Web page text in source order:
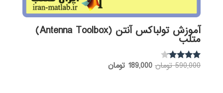
آموزش تولباکس آنتن (Antenna Toolbox)
متلب
نمره
590,000 تومان قیمت
189,000 تومانقیمت